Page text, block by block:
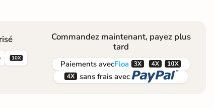

Commandez maintenant, payez plus
tard
PaiementsavecFloa  
 sans frais avec 